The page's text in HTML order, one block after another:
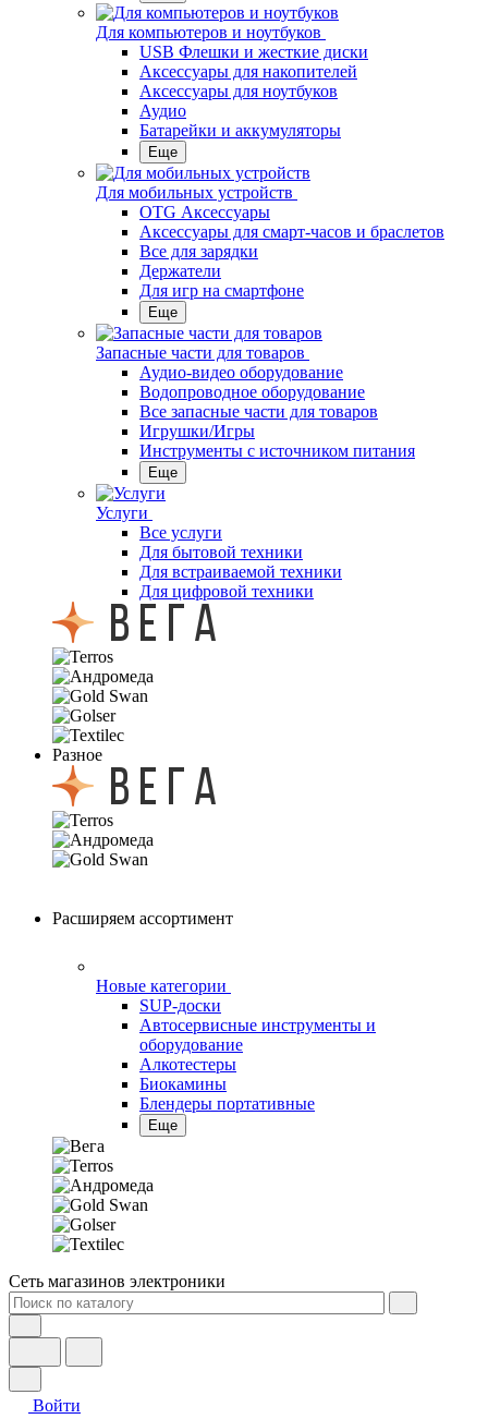
Для компьютеров и ноутбуков
USB Флешки и жесткие диски
Аксессуары для накопителей
Аксессуары для ноутбуков
Аудио
Батарейки и аккумуляторы
Еще
Для мобильных устройств
OTG Аксессуары
Аксессуары для смарт-часов и браслетов
Все для зарядки
Держатели
Для игр на смартфоне
Еще
Запасные части для товаров
Аудио-видео оборудование
Водопроводное оборудование
Все запасные части для товаров
Игрушки/Игры
Инструменты с источником питания
Еще
Услуги
Все услуги
Для бытовой техники
Для встраиваемой техники
Для цифровой техники
Разное
Расширяем ассортимент
Автосервисные инструменты и
оборудование
Алкотестеры
Биокамины
Блендеры портативные
Еще
Сеть магазинов электроники
Сравнение